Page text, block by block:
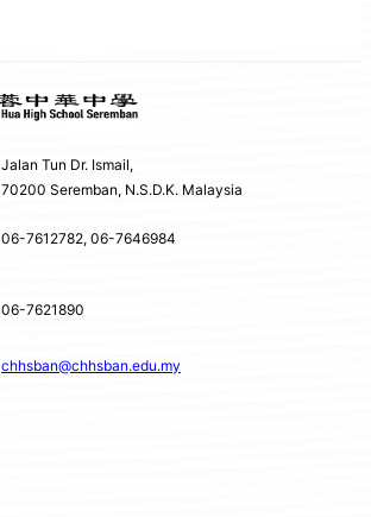
Jalan Tun Dr. Ismail,
70200 Seremban, N.S.D.K. Malaysia
06-7612782, 06-7646984
06-7621890
chhsban@chhsban.edu.my